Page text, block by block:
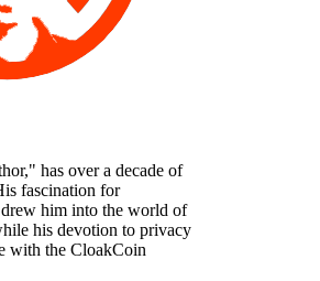
has over a decade of
fascination for
him into the world of
his devotion to privacy
with the CloakCoin